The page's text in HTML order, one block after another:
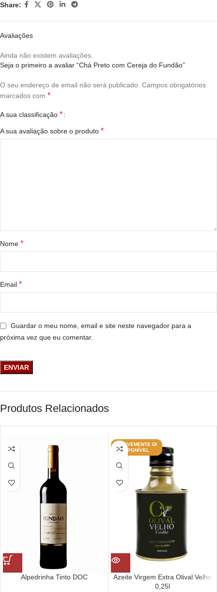
Share:
Avaliações
Ainda não existem avaliações.
Seja o primeiro a avaliar “Chá Preto com Cereja do Fundão”
O seu endereço de email não será publicado. Campos obrigatórios
marcados com *
A sua classificação *
A sua avaliação sobre o produto *
Nome *
Email *
Guardar o meu nome, email e site neste navegador para a
próxima vez que eu comentar.
Produtos Relacionados
Alpedrinha Tinto DOC
BREVEMENTE DI
SPONÍVEL
Azeite Virgem Extra Olival Velho
0,25l